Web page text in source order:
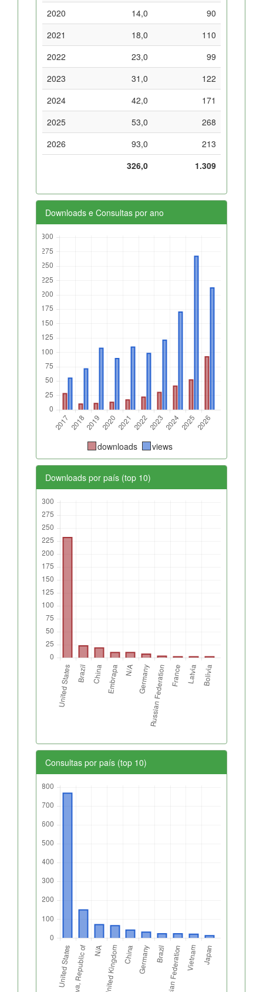
2020
14,0
90
2021
18,0
110
2022
23,0
99
2023
31,0
122
2024
42,0
171
2025
53,0
268
2026
93,0
213
326,0
1.309
Downloads e Consultas por ano
downloads views
Downloads por país (top 10)
Consultas por país (top 10)